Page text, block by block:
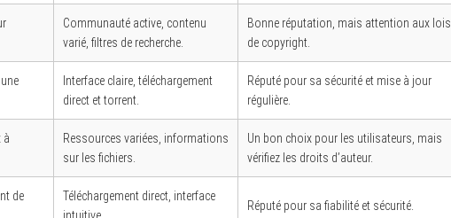
Communauté active, contenu
varié, filtres de recherche.
Bonne réputation, mais attention aux lois
de copyright.
Interface claire, téléchargement
direct et torrent.
Réputé pour sa sécurité et mise à jour
régulière.
à
Ressources variées, informations
sur les fichiers.
Un bon choix pour les utilisateurs, mais
vérifiez les droits d’auteur.
de
Téléchargement direct, interface
intuitive.
Réputé pour sa fiabilité et sécurité.